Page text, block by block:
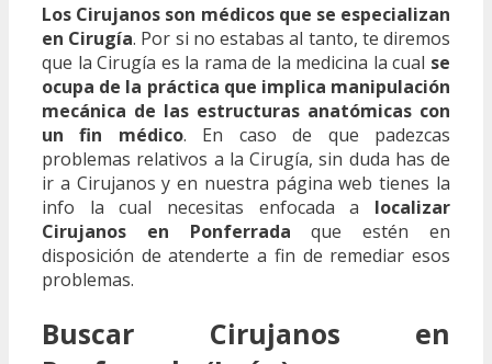
Los Cirujanos son médicos que se especializan
en Cirugía. Por si no estabas al tanto, te diremos
que la Cirugía es la rama de la medicina la cual se
ocupa de la práctica que implica manipulación
mecánica de las estructuras anatómicas con
un fin médico. En caso de que padezcas
problemas relativos a la Cirugía, sin duda has de
ir a Cirujanos y en nuestra página web tienes la
info la cual necesitas enfocada a localizar
Cirujanos en Ponferrada que estén en
disposición de atenderte a fin de remediar esos
problemas.
Buscar Cirujanos en